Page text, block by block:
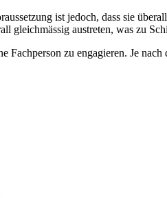
ist jedoch, dass sie
gleichmässig austreten, was zu
zu engagieren. Je